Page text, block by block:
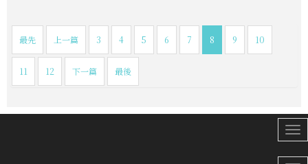
最先 上一篇 3 4 5 6 7 8 9 10
11 12 下一篇 最後